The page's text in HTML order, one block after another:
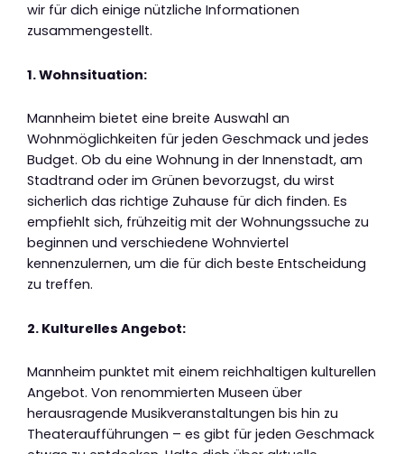
wir für dich einige nützliche Informationen
zusammengestellt.
1. Wohnsituation:
Mannheim bietet eine breite Auswahl an
Wohnmöglichkeiten für jeden Geschmack und jedes
Budget. Ob du eine Wohnung in der Innenstadt, am
Stadtrand oder im Grünen bevorzugst, du wirst
sicherlich das richtige Zuhause für dich finden. Es
empfiehlt sich, frühzeitig mit der Wohnungssuche zu
beginnen und verschiedene Wohnviertel
kennenzulernen, um die für dich beste Entscheidung
zu treffen.
2. Kulturelles Angebot:
Mannheim punktet mit einem reichhaltigen kulturellen
Angebot. Von renommierten Museen über
herausragende Musikveranstaltungen bis hin zu
Theateraufführungen – es gibt für jeden Geschmack